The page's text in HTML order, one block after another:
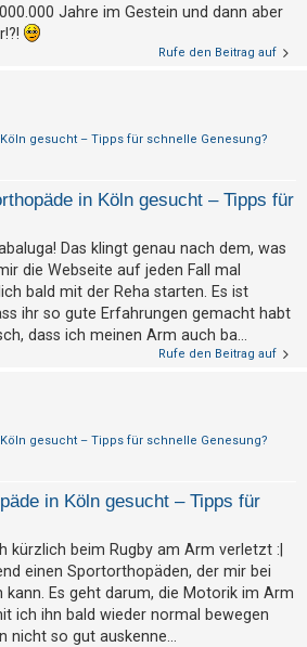
Jahre im Gestein und dann aber
Rufe den Beitrag auf
gesucht – Tipps für schnelle Genesung?
in Köln gesucht – Tipps für
Das klingt genau nach dem, was
die Webseite auf jeden Fall mal
bald mit der Reha starten. Es ist
ihr so gute Erfahrungen gemacht habt
dass ich meinen Arm auch ba...
Rufe den Beitrag auf
gesucht – Tipps für schnelle Genesung?
in Köln gesucht – Tipps für
kürzlich beim Rugby am Arm verletzt :|
einen Sportorthopäden, der mir bei
Es geht darum, die Motorik im Arm
ich ihn bald wieder normal bewegen
nicht so gut auskenne...